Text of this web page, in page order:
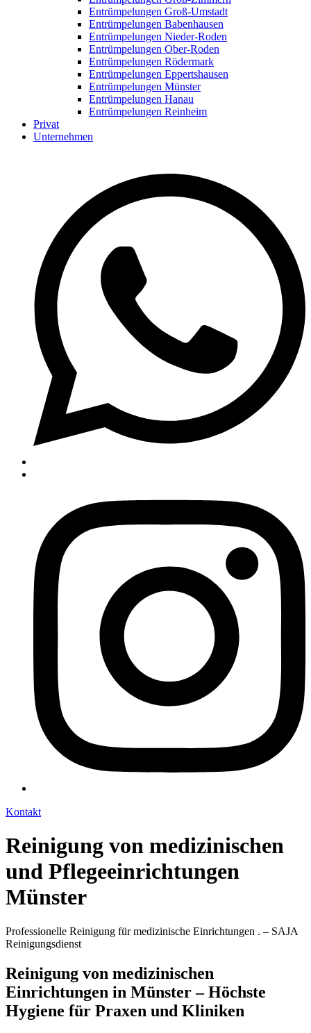
Entrümpelungen Groß-Umstadt
Entrümpelungen Babenhausen
Entrümpelungen Nieder-Roden
Entrümpelungen Ober-Roden
Entrümpelungen Rödermark
Entrümpelungen Eppertshausen
Entrümpelungen Münster
Entrümpelungen Hanau
Entrümpelungen Reinheim
Privat
Unternehmen
Kontakt
Reinigung von medizinischen
und Pflegeeinrichtungen
Münster
Professionelle Reinigung für medizinische Einrichtungen . – SAJA
Reinigungsdienst
Reinigung von medizinischen
Einrichtungen in Münster – Höchste
Hygiene für Praxen und Kliniken